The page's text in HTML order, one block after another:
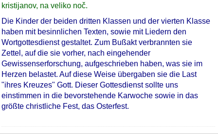
kristijanov, na veliko noč.
Die Kinder der beiden dritten Klassen und der vierten Klasse
haben mit besinnlichen Texten, sowie mit Liedern den
Wortgottesdienst gestaltet. Zum Bußakt verbrannten sie
Zettel, auf die sie vorher, nach eingehender
Gewissenserforschung, aufgeschrieben haben, was sie im
Herzen belastet. Auf diese Weise übergaben sie die Last
"ihres Kreuzes" Gott. Dieser Gottesdienst sollte uns
einstimmen in die bevorstehende Karwoche sowie in das
größte christliche Fest, das Osterfest.